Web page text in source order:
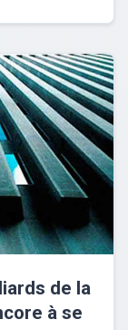
de la
à se